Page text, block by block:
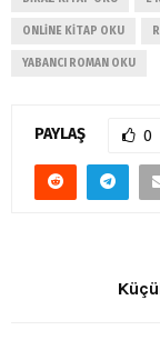
ONLINE KITAP OKU
YABANCI ROMAN OKU
PAYLAŞ 0